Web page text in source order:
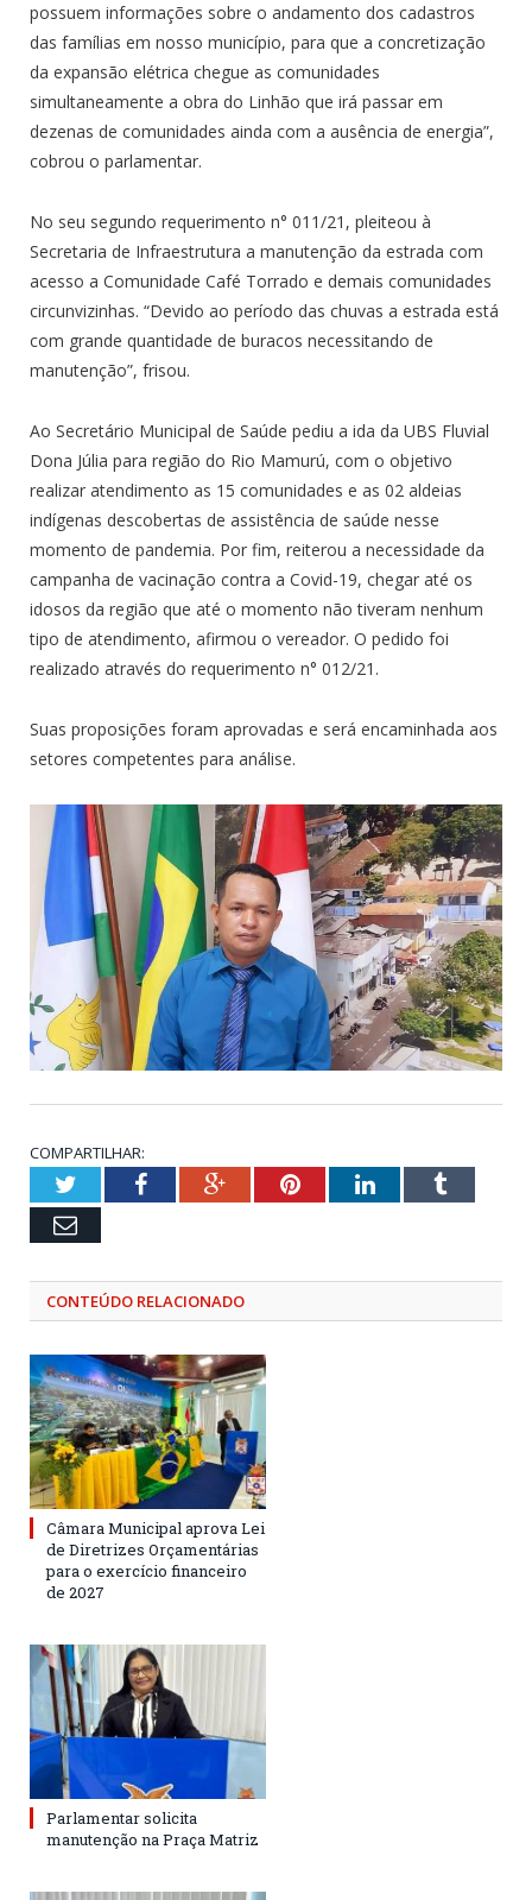
possuem informações sobre o andamento dos cadastros
das famílias em nosso município, para que a concretização
da expansão elétrica chegue as comunidades
simultaneamente a obra do Linhão que irá passar em
dezenas de comunidades ainda com a ausência de energia”,
cobrou o parlamentar.
No seu segundo requerimento n° 011/21, pleiteou à
Secretaria de Infraestrutura a manutenção da estrada com
acesso a Comunidade Café Torrado e demais comunidades
circunvizinhas. “Devido ao período das chuvas a estrada está
com grande quantidade de buracos necessitando de
manutenção”, frisou.
Ao Secretário Municipal de Saúde pediu a ida da UBS Fluvial
Dona Júlia para região do Rio Mamurú, com o objetivo
realizar atendimento as 15 comunidades e as 02 aldeias
indígenas descobertas de assistência de saúde nesse
momento de pandemia. Por fim, reiterou a necessidade da
campanha de vacinação contra a Covid-19, chegar até os
idosos da região que até o momento não tiveram nenhum
tipo de atendimento, afirmou o vereador. O pedido foi
realizado através do requerimento n° 012/21.
Suas proposições foram aprovadas e será encaminhada aos
setores competentes para análise.
COMPARTILHAR:
TwitterFacebookGoogle+PinterestLinkedInTumblr
Email
CONTEÚDO RELACIONADO
Câmara Municipal aprova Lei
de Diretrizes Orçamentárias
para o exercício financeiro
de 2027
Parlamentar solicita
manutenção na Praça Matriz